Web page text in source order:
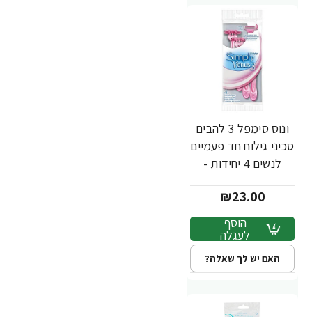
ונוס סימפל 3 להבים
סכיני גילוח חד פעמיים
לנשים 4 יחידות -
₪23.00
הוסף
לעגלה
האם יש לך שאלה?